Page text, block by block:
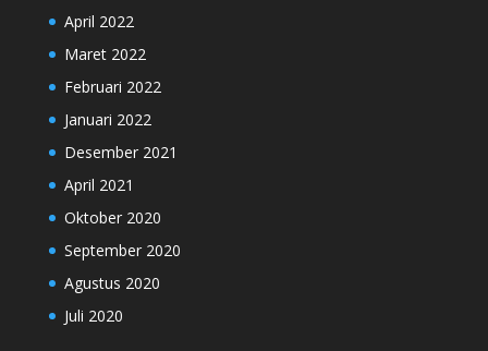
April 2022
Maret 2022
Februari 2022
Januari 2022
Desember 2021
April 2021
Oktober 2020
September 2020
Agustus 2020
Juli 2020